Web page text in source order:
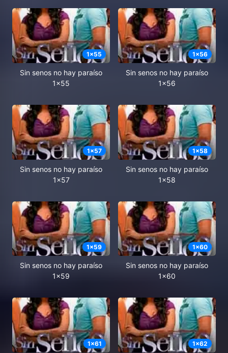
1x55
Sin senos no hay paraíso
1x55
1x56
Sin senos no hay paraíso
1x56
1x57
Sin senos no hay paraíso
1x57
1x58
Sin senos no hay paraíso
1x58
1x59
Sin senos no hay paraíso
1x59
1x60
Sin senos no hay paraíso
1x60
1x61 1x62